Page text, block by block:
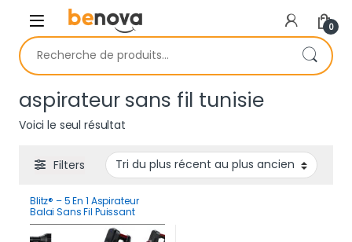
Skip to navigation
Skip to content
0
Recherche pour :
aspirateur sans fil tunisie
Voici le seul résultat
Filters
Blitz® – 5 En 1 Aspirateur
Balai Sans Fil Puissant
30Kpa Léger Et Silencieux
Avec Eclairage LED